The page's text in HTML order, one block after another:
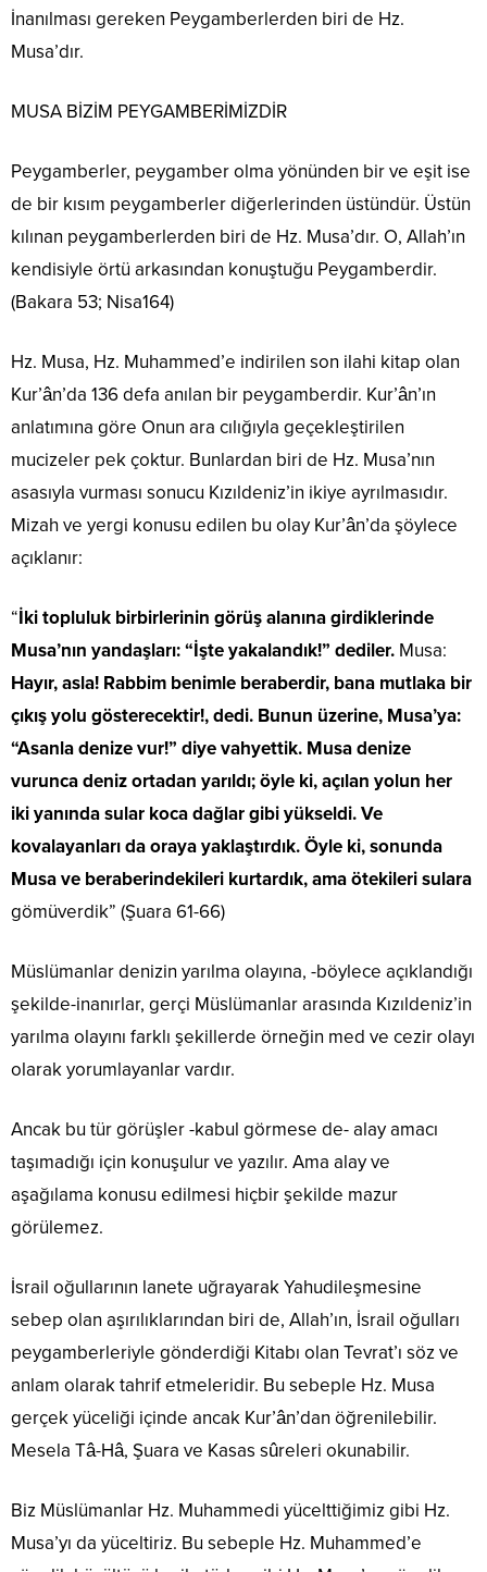
İnanılması gereken Peygamberlerden biri de Hz.
Musa’dır.
MUSA BİZİM PEYGAMBERİMİZDİR
Peygamberler, peygamber olma yönünden bir ve eşit ise
de bir kısım peygamberler diğerlerinden üstündür. Üstün
kılınan peygamberlerden biri de Hz. Musa’dır. O, Allah’ın
kendisiyle örtü arkasından konuştuğu Peygamberdir.
(Bakara 53; Nisa164)
Hz. Musa, Hz. Muhammed’e indirilen son ilahi kitap olan
Kur’ân’da 136 defa anılan bir peygamberdir. Kur’ân’ın
anlatımına göre Onun ara cılığıyla geçekleştirilen
mucizeler pek çoktur. Bunlardan biri de Hz. Musa’nın
asasıyla vurması sonucu Kızıldeniz’in ikiye ayrılmasıdır.
Mizah ve yergi konusu edilen bu olay Kur’ân’da şöylece
açıklanır:
“İki topluluk birbirlerinin görüş alanına girdiklerinde
Musa’nın yandaşları: “İşte yakalandık!” dediler. Musa:
Hayır, asla! Rabbim benimle beraberdir, bana mutlaka bir
çıkış yolu gösterecektir!, dedi. Bunun üzerine, Musa’ya:
“Asanla denize vur!” diye vahyettik. Musa denize
vurunca deniz ortadan yarıldı; öyle ki, açılan yolun her
iki yanında sular koca dağlar gibi yükseldi.Ve
kovalayanları da oraya yaklaştırdık. Öyle ki, sonunda
Musa ve beraberindekileri kurtardık, ama ötekileri sulara
gömüverdik” (Şuara 61-66)
Müslümanlar denizin yarılma olayına, -böylece açıklandığı
şekilde-inanırlar, gerçi Müslümanlar arasında Kızıldeniz’in
yarılma olayını farklı şekillerde örneğin med ve cezir olayı
olarak yorumlayanlar vardır.
Ancak bu tür görüşler -kabul görmese de- alay amacı
taşımadığı için konuşulur ve yazılır. Ama alay ve
aşağılama konusu edilmesi hiçbir şekilde mazur
görülemez.
İsrail oğullarının lanete uğrayarak Yahudileşmesine
sebep olan aşırılıklarından biri de, Allah’ın, İsrail oğulları
peygamberleriyle gönderdiği Kitabı olan Tevrat’ı söz ve
anlam olarak tahrif etmeleridir. Bu sebeple Hz. Musa
gerçek yüceliği içinde ancak Kur’ân’dan öğrenilebilir.
Mesela Tâ-Hâ, Şuara ve Kasas sûreleri okunabilir.
Biz Müslümanlar Hz. Muhammedi yücelttiğimiz gibi Hz.
Musa’yı da yüceltiriz. Bu sebeple Hz. Muhammed’e